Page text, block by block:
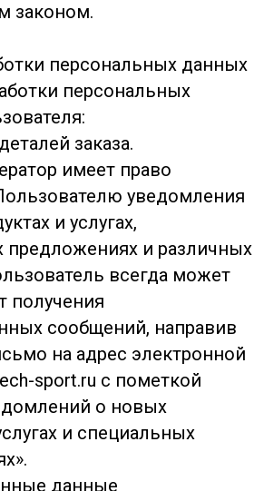
законом.
персональных данных
персональных
заказа.
имеет право
уведомления
и услугах,
предложениях и различных
всегда может
получения
сообщений, направив
на адрес электронной
sport.ru с пометкой
о новых
и специальных
данные